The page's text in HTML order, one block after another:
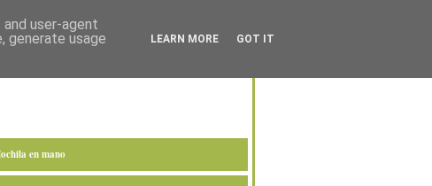
en mano
user-agent
generate usage
LEARN MORE GOT IT